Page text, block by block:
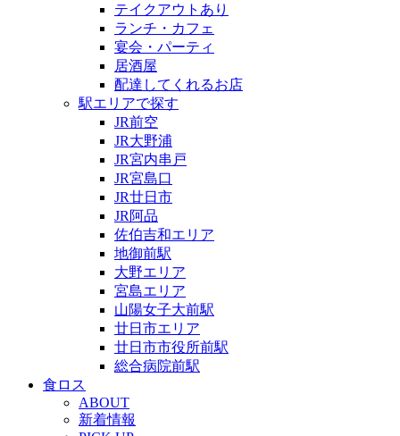
テイクアウトあり
ランチ・カフェ
宴会・パーティ
居酒屋
配達してくれるお店
駅エリアで探す
JR前空
JR大野浦
JR宮内串戸
JR宮島口
JR廿日市
JR阿品
佐伯吉和エリア
地御前駅
大野エリア
宮島エリア
山陽女子大前駅
廿日市エリア
廿日市市役所前駅
総合病院前駅
食ロス
ABOUT
新着情報